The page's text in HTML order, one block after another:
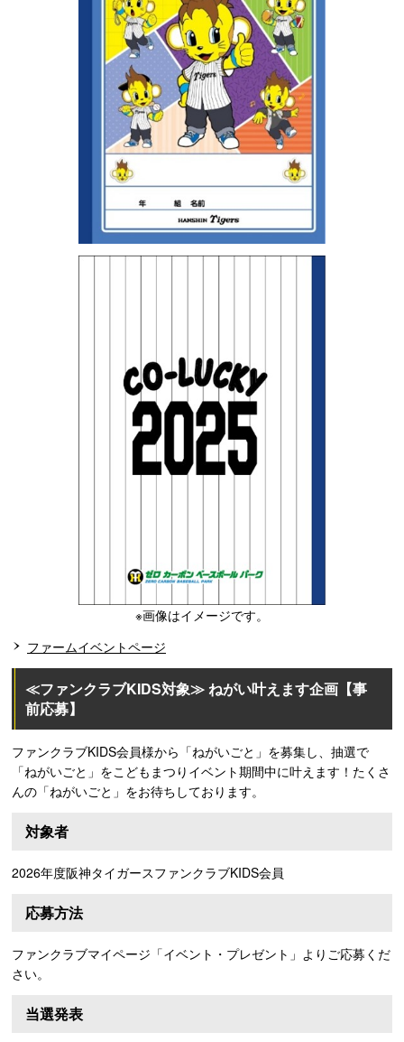
※画像はイメージです。
ファームイベントページ
≪ファンクラブKIDS対象≫ ねがい叶えます企画【事
前応募】
ファンクラブKIDS会員様から「ねがいごと」を募集し、抽選で
「ねがいごと」をこどもまつりイベント期間中に叶えます！たくさ
んの「ねがいごと」をお待ちしております。
対象者
2026年度阪神タイガースファンクラブKIDS会員
応募方法
ファンクラブマイページ「イベント・プレゼント」よりご応募くだ
さい。
当選発表